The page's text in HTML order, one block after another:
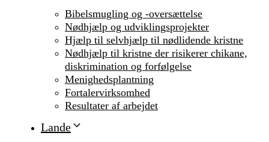
Bibelsmugling og -oversættelse
Nødhjælp og udviklingsprojekter
Hjælp til selvhjælp til nødlidende kristne
Nødhjælp til kristne der risikerer chikane,
diskrimination og forfølgelse
Menighedsplantning
Fortalervirksomhed
Resultater af arbejdet
Lande